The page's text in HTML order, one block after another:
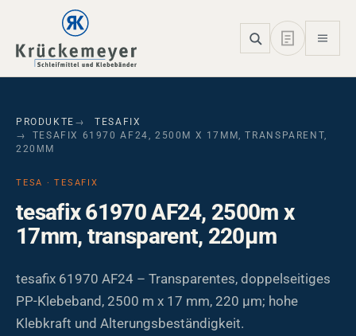
Skip to main navigation
Skip to main content
Skip to page footer
PRODUKTE
TESAFIX
TESAFIX 61970 AF24, 2500M X 17MM, TRANSPARENT,
220ΜM
TESA · TESAFIX
tesafix 61970 AF24, 2500m x
17mm, transparent, 220µm
tesafix 61970 AF24 – Transparentes, doppelseitiges
PP-Klebeband, 2500 m x 17 mm, 220 µm; hohe
Klebkraft und Alterungsbeständigkeit.